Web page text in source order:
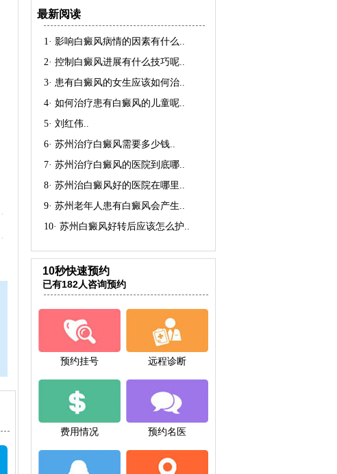
最新阅读
1· 影响白癜风病情的因素有什么..
2· 控制白癜风进展有什么技巧呢..
3· 患有白癜风的女生应该如何治..
4· 如何治疗患有白癜风的儿童呢..
5· 刘红伟..
6· 苏州治疗白癜风需要多少钱..
7· 苏州治疗白癜风的医院到底哪..
8· 苏州治白癜风好的医院在哪里 ..
9· 苏州老年人患有白癜风会产生..
10· 苏州白癜风好转后应该怎么护..
10秒快速预约
已有182人咨询预约
预约挂号 远程诊断
费用情况 预约名医